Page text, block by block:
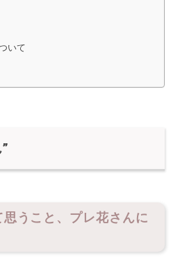
いて
うこと、プレ花さんに